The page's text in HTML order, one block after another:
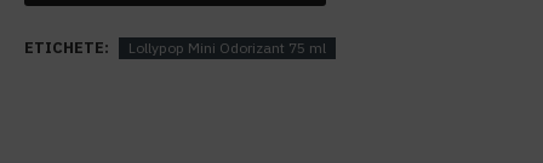
ETICHETE: Lollypop Mini Odorizant 75 ml